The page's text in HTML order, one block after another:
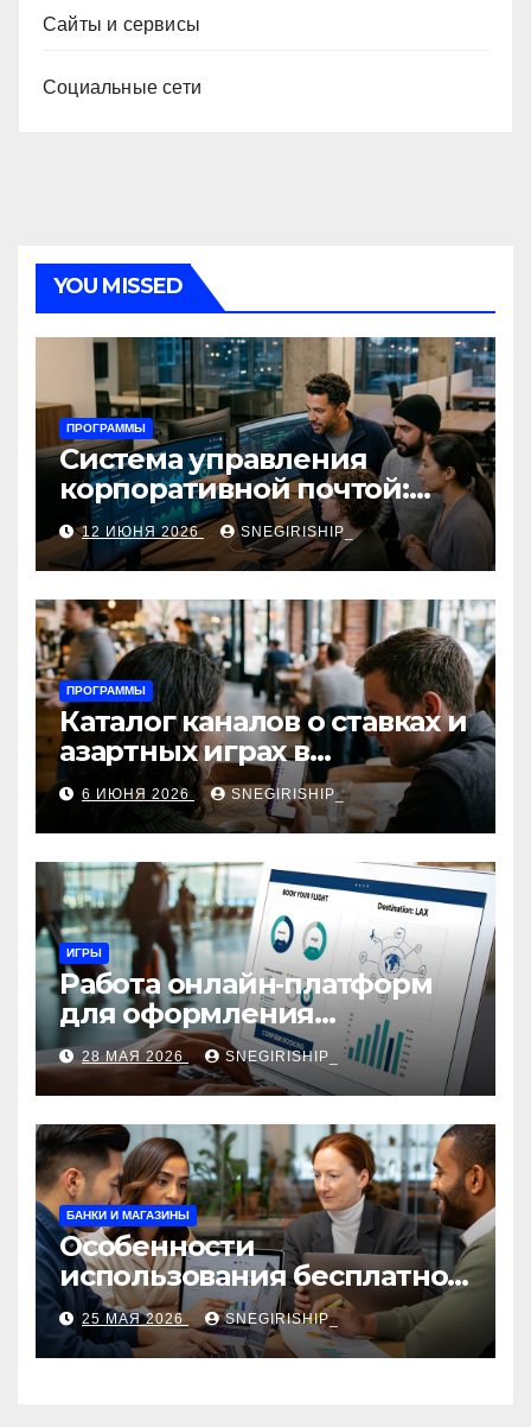
Сайты и сервисы
Социальные сети
YOU MISSED
ПРОГРАММЫ
Система управления
корпоративной почтой:
функции, безопасность и
интеграция
12 ИЮНЯ 2026 SNEGIRISHIP_
ПРОГРАММЫ
Каталог каналов о ставках и
азартных играх в
мессенджерах
6 ИЮНЯ 2026 SNEGIRISHIP_
ИГРЫ
Работа онлайн‑платформ
для оформления
авиабилетов: алгоритмы,
сборы и безопасность
28 МАЯ 2026 SNEGIRISHIP_
БАНКИ И МАГАЗИНЫ
Особенности
использования бесплатной
версии программ для
автоматизации и
управления предприятием
25 МАЯ 2026 SNEGIRISHIP_